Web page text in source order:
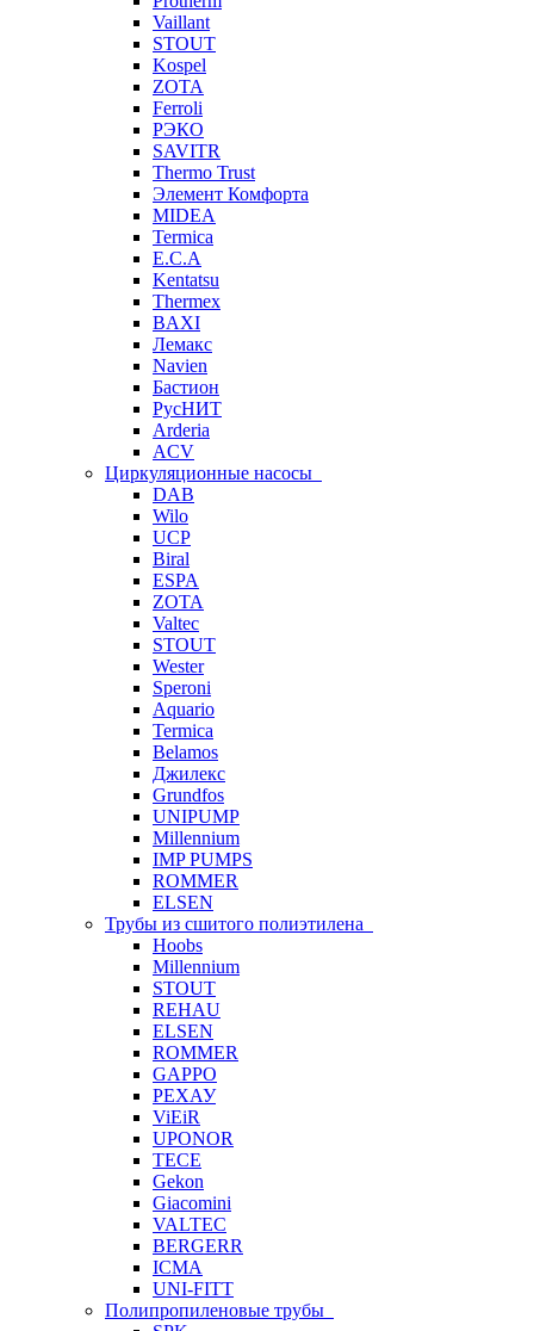
Vaillant
STOUT
Kospel
ZOTA
Ferroli
РЭКО
SAVITR
Thermo Trust
Элемент Комфорта
MIDEA
Termica
E.C.A
Kentatsu
Thermex
BAXI
Лемакс
Navien
Бастион
РусНИТ
Arderia
ACV
Циркуляционные насосы
DAB
Wilo
UCP
Biral
ESPA
ZOTA
Valtec
STOUT
Wester
Speroni
Aquario
Termica
Belamos
Джилекс
Grundfos
UNIPUMP
Millennium
IMP PUMPS
ROMMER
ELSEN
Трубы из сшитого полиэтилена
Hoobs
Millennium
STOUT
REHAU
ELSEN
ROMMER
GAPPO
РЕХАУ
ViEiR
UPONOR
TECE
Gekon
Giacomini
VALTEC
BERGERR
ICMA
UNI-FITT
Полипропиленовые трубы